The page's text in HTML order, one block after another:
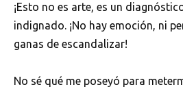
¡Esto no es arte, es un
indignado. ¡No hay emoción, ni
ganas de escandalizar!
No sé qué me poseyó para